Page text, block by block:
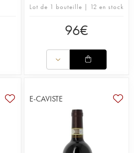
Lot de 1 bouteille | 12 en stock
96€
E-CAVISTE